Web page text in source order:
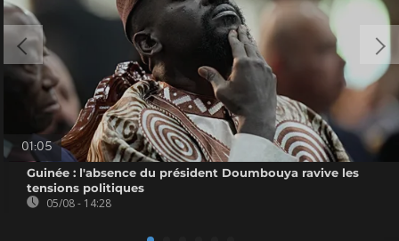
01:05
Guinée : l'absence du président Doumbouya ravive les
tensions politiques
05/08 - 14:28